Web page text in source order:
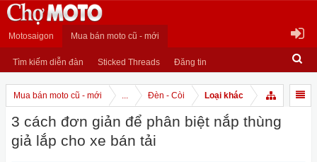
Motosaigon Mua bán moto cũ - mới
Tìm kiếm diễn đàn Sticked Threads Đăng tin
Mua bán moto cũ - mới ... Đèn - Còi Loại khác
3 cách đơn giản để phân biệt nắp thùng
giả lắp cho xe bán tải